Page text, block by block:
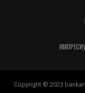
Copyright © 2023